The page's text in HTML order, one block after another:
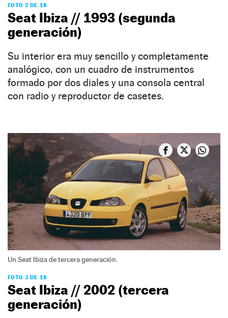
FOTO 2 DE 18
Seat Ibiza // 1993 (segunda
generación)
Su interior era muy sencillo y completamente
analógico, con un cuadro de instrumentos
formado por dos diales y una consola central
con radio y reproductor de casetes.
Un Seat Ibiza de tercera generación.
FOTO 3 DE 18
Seat Ibiza // 2002 (tercera
generación)